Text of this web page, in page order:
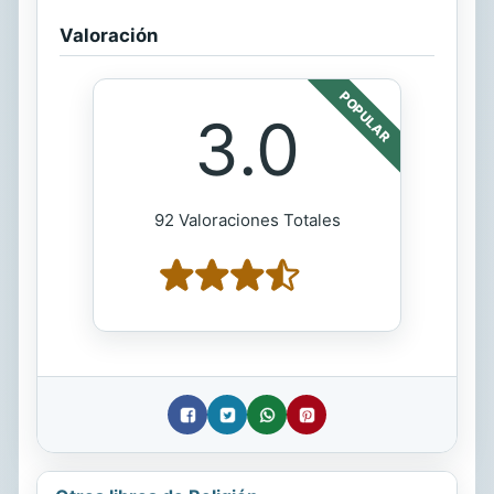
Valoración
POPULAR
3.0
92 Valoraciones Totales